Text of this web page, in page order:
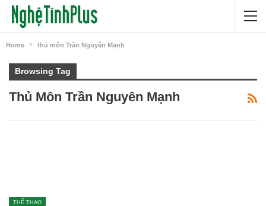
Home thủ môn Trần Nguyên Mạnh
Browsing Tag
Thủ Môn Trần Nguyên Mạnh
THỂ THAO